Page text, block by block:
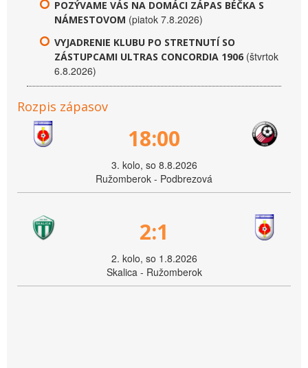
POZÝVAME VÁS NA DOMÁCI ZÁPAS BÉČKA S
NÁMESTOVOM (piatok 7.8.2026)
VYJADRENIE KLUBU PO STRETNUTÍ SO
ZÁSTUPCAMI ULTRAS CONCORDIA 1906 (štvrtok
6.8.2026)
Rozpis zápasov
18:00
3. kolo, so 8.8.2026
Ružomberok - Podbrezová
2:1
2. kolo, so 1.8.2026
Skalica - Ružomberok